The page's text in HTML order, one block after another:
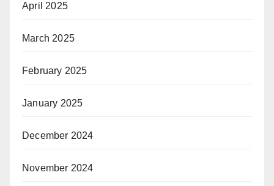
April 2025
March 2025
February 2025
January 2025
December 2024
November 2024